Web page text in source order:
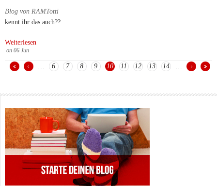
Blog von RAMTotti
kennt ihr das auch??
Weiterlesen
on 06 Jun
… 6 7 8 9 10 11 12 13 14 …